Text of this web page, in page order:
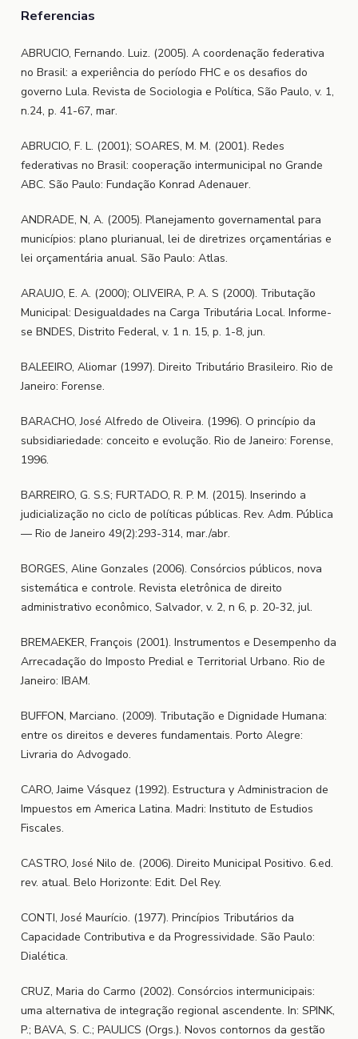
Referencias
ABRUCIO, Fernando. Luiz. (2005). A coordenação federativa
no Brasil: a experiência do período FHC e os desafios do
governo Lula. Revista de Sociologia e Política, São Paulo, v. 1,
n.24, p. 41-67, mar.
ABRUCIO, F. L. (2001); SOARES, M. M. (2001). Redes
federativas no Brasil: cooperação intermunicipal no Grande
ABC. São Paulo: Fundação Konrad Adenauer.
ANDRADE, N, A. (2005). Planejamento governamental para
municípios: plano plurianual, lei de diretrizes orçamentárias e
lei orçamentária anual. São Paulo: Atlas.
ARAUJO, E. A. (2000); OLIVEIRA, P. A. S (2000). Tributação
Municipal: Desigualdades na Carga Tributária Local. Informe-
se BNDES, Distrito Federal, v. 1 n. 15, p. 1-8, jun.
BALEEIRO, Aliomar (1997). Direito Tributário Brasileiro. Rio de
Janeiro: Forense.
BARACHO, José Alfredo de Oliveira. (1996). O princípio da
subsidiariedade: conceito e evolução. Rio de Janeiro: Forense,
1996.
BARREIRO, G. S.S; FURTADO, R. P. M. (2015). Inserindo a
judicialização no ciclo de políticas públicas. Rev. Adm. Pública
— Rio de Janeiro 49(2):293-314, mar./abr.
BORGES, Aline Gonzales (2006). Consórcios públicos, nova
sistemática e controle. Revista eletrônica de direito
administrativo econômico, Salvador, v. 2, n 6, p. 20-32, jul.
BREMAEKER, François (2001). Instrumentos e Desempenho da
Arrecadação do Imposto Predial e Territorial Urbano. Rio de
Janeiro: IBAM.
BUFFON, Marciano. (2009). Tributação e Dignidade Humana:
entre os direitos e deveres fundamentais. Porto Alegre:
Livraria do Advogado.
CARO, Jaime Vásquez (1992). Estructura y Administracion de
Impuestos em America Latina. Madri: Instituto de Estudios
Fiscales.
CASTRO, José Nilo de. (2006). Direito Municipal Positivo. 6.ed.
rev. atual. Belo Horizonte: Edit. Del Rey.
CONTI, José Maurício. (1977). Princípios Tributários da
Capacidade Contributiva e da Progressividade. São Paulo:
Dialética.
CRUZ, Maria do Carmo (2002). Consórcios intermunicipais:
uma alternativa de integração regional ascendente. In: SPINK,
P.; BAVA, S. C.; PAULICS (Orgs.). Novos contornos da gestão